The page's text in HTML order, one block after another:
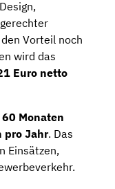
Vorteil noch
wird das
Euro netto
60 Monaten
pro Jahr. Das
Einsätzen,